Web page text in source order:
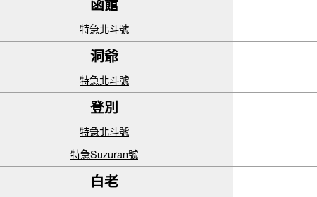
函館
特急北斗號
洞爺
特急北斗號
登別
特急北斗號
特急Suzuran號
白老